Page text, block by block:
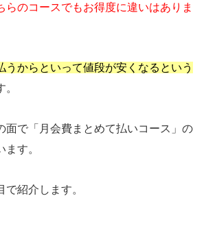
らのコースでもお得度に違いはありま
うからといって値段が安くなるという
面で「月会費まとめて払いコース」の
す。
紹介します。